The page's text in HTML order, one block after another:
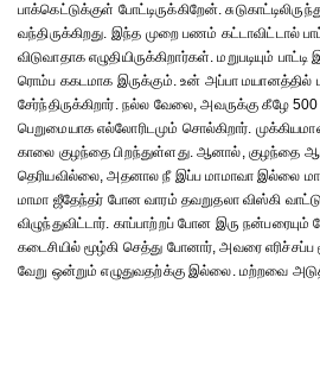
பாக்கெட்டுக்குள் போட்டிருக்கிறேன்.
வந்திருக்கிறது. இந்த முறை பணம் கட்டாவிட்டால்
விடுவாதாக எழுதியிருக்கிறார்கள். மறுபடியும்
ரொம்ப ககடமாக இருக்கும். உன் அப்பா மயானத்தில்
சேர்ந்திருக்கிறார். நல்ல வேலை, அவருக்கு கீழே
பெறுமையாக எல்லோரிடமும் சொல்கிறார்.
காலை குழந்தை பிறந்துள்ளது. ஆனால்,
தெரியவில்லை, அதனால நீ இப்ப மாமாவா இல்லை
மாமா ஜீதேந்தர் போன வாரம் தவறுதலா விஸ்கி
விழுந்துவிட்டார். காப்பாற்றப் போன இரு நன்பரையும்
கடைசியில் மூழ்கி செத்து போனார், அவரை எரிச்சப்ப
வேறு ஒன்றும் எழுதுவதற்க்கு இல்லை. மற்றவை